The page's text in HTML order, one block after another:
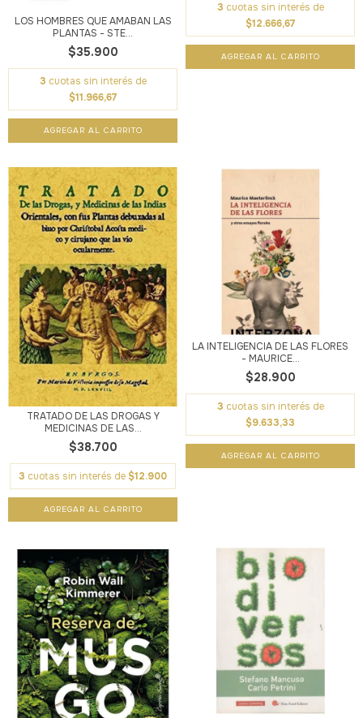
LOS HOMBRES QUE AMABAN LAS
PLANTAS - STE...
$35.900
3 cuotas sin interés de
$11.966,67
3 cuotas sin interés de
$12.666,67
TRATADO DE LAS DROGAS Y
MEDICINAS DE LAS...
$38.700
3 cuotas sin interés de $12.900
LA INTELIGENCIA DE LAS FLORES
- MAURICE...
$28.900
3 cuotas sin interés de
$9.633,33